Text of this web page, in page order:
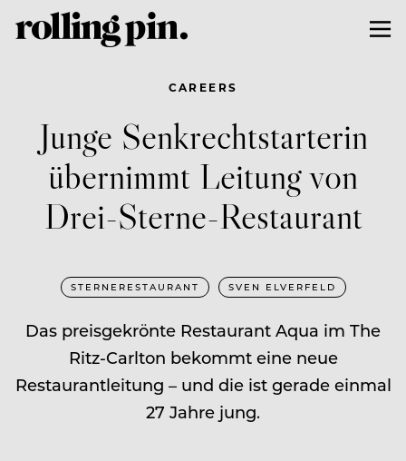
CAREERS
Junge Senkrechtstarterin
übernimmt Leitung von
Drei-Sterne-Restaurant
STERNERESTAURANT SVEN ELVERFELD
Das preisgekrönte Restaurant Aqua im The
Ritz-Carlton bekommt eine neue
Restaurantleitung – und die ist gerade einmal
27 Jahre jung.